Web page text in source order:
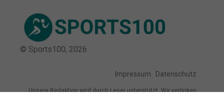
© Sports100, 2026
Impressum Datenschutz
Unsere Redaktion wird durch Leser unterstützt. Wir verlinken